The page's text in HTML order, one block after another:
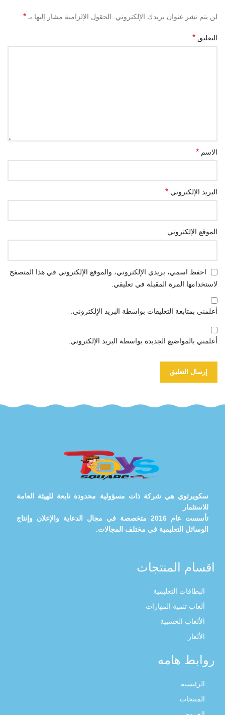
لن يتم نشر عنوان بريدك الإلكتروني. الحقول الإلزامية مشار إليها بـ *
التعليق *
الاسم *
البريد الإلكتروني *
الموقع الإلكتروني
احفظ اسمي، بريدي الإلكتروني، والموقع الإلكتروني في هذا المتصفح
لاستخدامها المرة المقبلة في تعليقي.
أعلمني بمتابعة التعليقات بواسطة البريد الإلكتروني.
أعلمني بالمواضيع الجديدة بواسطة البريد الإلكتروني.
سكويرتوي هي شركة ذات مسؤولية محدودة تابعة للهيئة العامة
للاستثمار
تأسست عام 2016 متخصصة في مجال الدعاية والإعلان وإنتاج
الوسائل التعليمية في مختلف المجالات.
اقسام المنتجات
البطاقات التعليمية
ألعاب تنمية المهارات
الألعاب الخشبية
الألغاز
روابط هامه
الرئيسية
المنتجات